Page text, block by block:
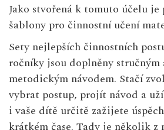
Jako stvořená k tomuto účelu
šablony pro činnostní učení
Sety nejlepších činnostních
ročníky jsou doplněny stručným
metodickým návodem. Stačí
vybrat postup, projít návod a
i vaše dítě určitě zažijete
krátkém čase. Tady je několik z